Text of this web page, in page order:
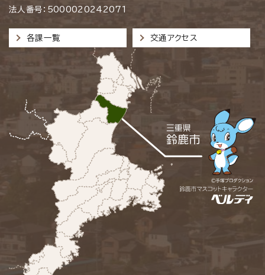
法人番号：5000020242071
各課一覧 交通アクセス